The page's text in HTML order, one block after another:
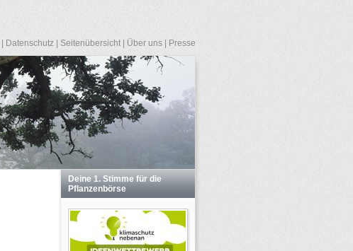
Datenschutz Seitenübersicht Über uns Presse
Deine 1. Stimme für die
Pflanzenbörse